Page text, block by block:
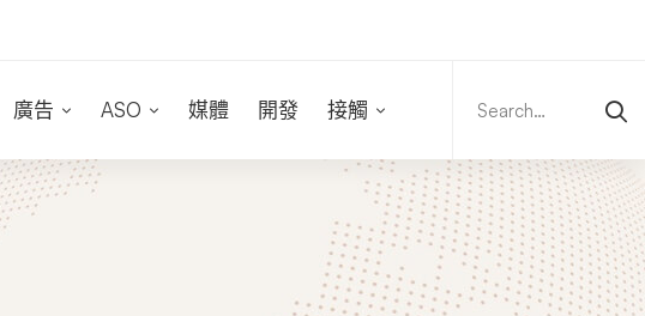
廣告 ASO 媒體 開發 接觸
for: